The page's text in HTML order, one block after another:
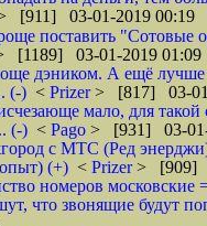
[911] 03-01-2019 00:19
поставить "Сотовые
[1189] 03-01-2019 01:09
дэником. А ещё лучше
(-) < Prizer> [817] 03-
мало, для такой
(-) < Pago > [931] 03-01-
с МТС (Ред
(+) < Prizer> [909]
номеров московские
что звонящие будут